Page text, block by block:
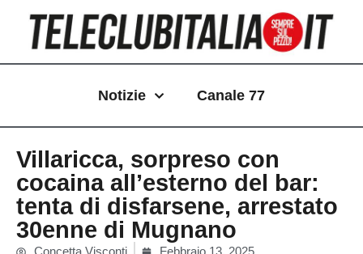
contenuto
Notizie Canale 77
Villaricca, sorpreso con
cocaina all’esterno del bar:
tenta di disfarsene, arrestato
30enne di Mugnano